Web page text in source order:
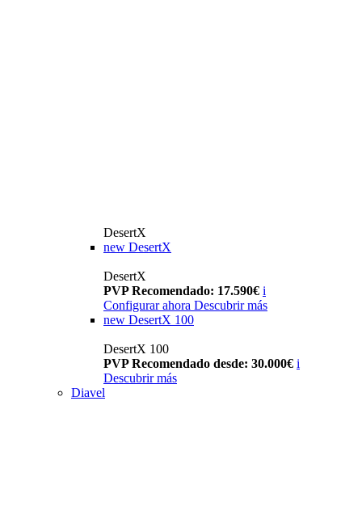
DesertX
new DesertX
DesertX
PVP Recomendado: 17.590€ i
Configurar ahora Descubrir más
new DesertX 100
DesertX 100
PVP Recomendado desde: 30.000€ i
Descubrir más
Diavel